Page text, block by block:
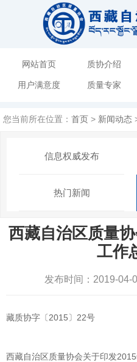
网站首页 质协介绍
用户满意度 质量专家
您当前所在位置： 首页 > 新闻动态
信息权威发布
热门新闻
西藏自治区质量
工作
发布时间：2019-04-
藏质协字〔2015〕22号
西藏自治区质量协会关于印发